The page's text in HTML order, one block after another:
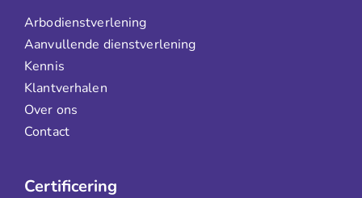
Arbodienstverlening
Aanvullende dienstverlening
Kennis
Klantverhalen
Over ons
Contact
Certificering